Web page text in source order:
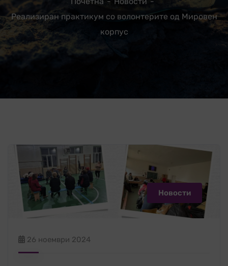
Реализиран практикум со волонтерите од Мировен
корпус
Новости
26 ноември 2024